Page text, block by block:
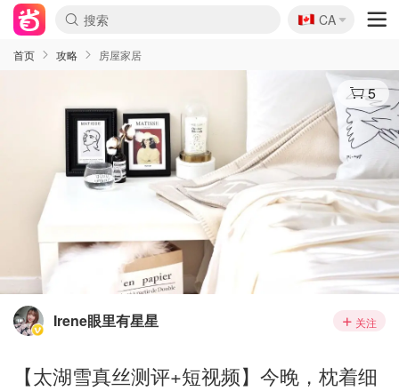
🇨🇦
CA
首页 攻略 房屋家居
5
Irene眼里有星星 关注
【太湖雪真丝测评+短视频】今晚，枕着细